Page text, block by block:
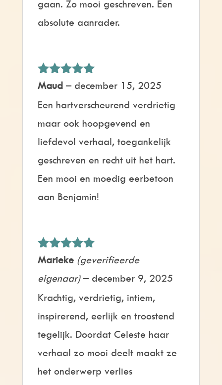
gaan. Zo mooi geschreven. Een
absolute aanrader.
Gewaardeerd
Maud – december 15, 2025
Een hartverscheurend verdrietig
maar ook hoopgevend en
liefdevol verhaal, toegankelijk
geschreven en recht uit het hart.
Een mooi en moedig eerbetoon
aan Benjamin!
Gewaardeerd
Marieke (geverifieerde
eigenaar) – december 9, 2025
Krachtig, verdrietig, intiem,
inspirerend, eerlijk en troostend
tegelijk. Doordat Celeste haar
verhaal zo mooi deelt maakt ze
het onderwerp verlies